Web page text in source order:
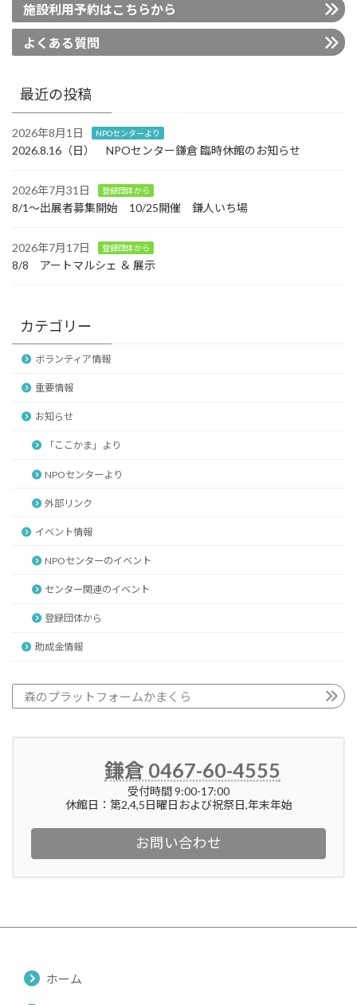
施設利用予約はこちらから
よくある質問
最近の投稿
2026年8月1日 NPOセンターより
2026.8.16（日） NPOセンター鎌倉 臨時休館のお知らせ
2026年7月31日 登録団体から
8/1～出展者募集開始 10/25開催 鎌人いち場
2026年7月17日 登録団体から
8/8 アートマルシェ ＆ 展示
カテゴリー
ボランティア情報
重要情報
お知らせ
「ここかま」より
NPOセンターより
外部リンク
イベント情報
NPOセンターのイベント
センター関連のイベント
登録団体から
助成金情報
森のプラットフォームかまくら
鎌倉 0467-60-4555
受付時間 9:00-17:00
休館日：第2,4,5日曜日および祝祭日,年末年始
お問い合わせ
ホーム